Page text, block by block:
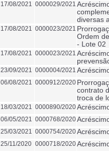
17/08/2021 0000029/2021
diversas
17/08/2021 0000023/2021
Ordem
- Lote 02
17/08/2021 0000023/2021
23/09/2021 0000004/2021
06/08/2021 0000912/2020
contrato
troca de
18/03/2021 0000890/2020
06/05/2021 0000768/2020
25/03/2021 0000754/2020
25/11/2020 0000718/2020